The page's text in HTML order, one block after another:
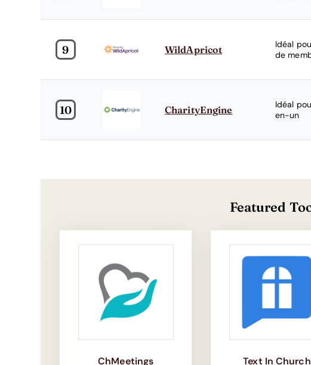
9 WildApricot
Idéal
de
10 CharityEngine
Idéal
en-un
Featured
ChMeetings Text In Church